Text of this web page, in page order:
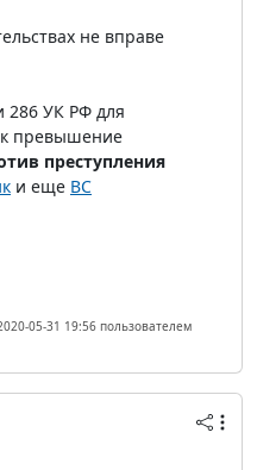
не вправе
286 УК РФ для
превышение
преступления
и еще ВС
05-31 19:56 пользователем